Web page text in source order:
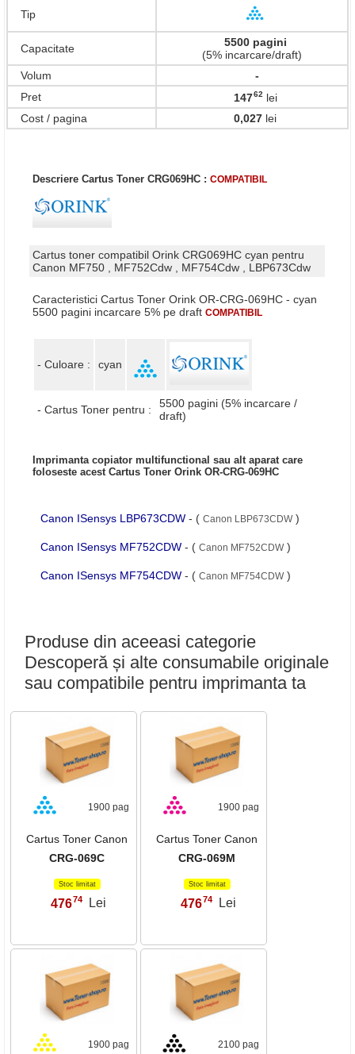
Tip
Capacitate
5500 pagini
(5% incarcare/draft)
Volum
-
Pret
147,62lei
Cost / pagina
0,027 lei
Descriere Cartus Toner CRG069HC : COMPATIBIL
Cartus toner compatibil Orink CRG069HC cyan pentru
Canon MF750 , MF752Cdw , MF754Cdw , LBP673Cdw
Caracteristici Cartus Toner Orink OR-CRG-069HC - cyan
5500 pagini incarcare 5% pe draft COMPATIBIL
- Culoare : cyan
- Cartus Toner pentru :
5500 pagini (5% incarcare /
draft)
Imprimanta copiator multifunctional sau alt aparat care
foloseste acest Cartus Toner Orink OR-CRG-069HC
Canon ISensys LBP673CDW - ( Canon LBP673CDW)
Canon ISensys MF752CDW - ( Canon MF752CDW)
Canon ISensys MF754CDW - ( Canon MF754CDW)
Produse din aceeasi categorie
Descoperă și alte consumabile originale
sau compatibile pentru imprimanta ta
1900 pag
Cartus Toner Canon
CRG-069C
Stoc limitat
47674 Lei
1900 pag
Cartus Toner Canon
CRG-069M
Stoc limitat
47674 Lei
1900 pag 2100 pag